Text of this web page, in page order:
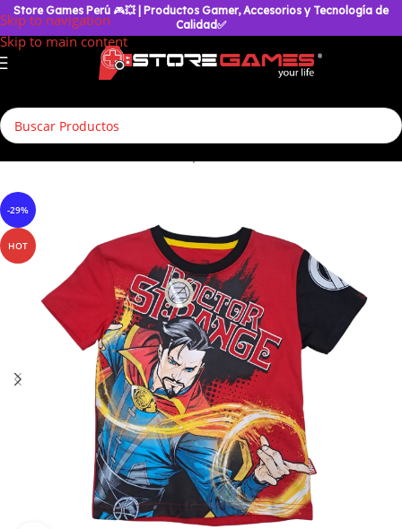
Skip to navigation
Skip to main content
Store Games Perú 🎮💥
| Productos Gamer, Accesorios y Tecnología de
Calidad✅
-29%
HOT